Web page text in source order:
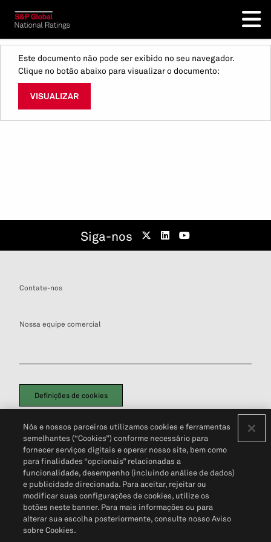
Este documento não pode ser exibido no seu navegador.
Clique no botão abaixo para visualizar o documento:
VISUALIZAR
Siga-nos
Contate-nos
Nossa equipe comercial
Definições de cookies
Política de PrivacidadePortal de privacidade do cliente (em inglês)
Não Venda Minhas Informações Pessoais© 2026 S&P Global
Nós e nossos parceiros utilizamos cookies e ferramentas
semelhantes (“Cookies”) conforme necessário para
fornecer serviços digitais e operar nosso site, bem como
para finalidades “opcionais” relacionadas a
funcionalidade, desempenho (incluindo análise de dados)
e publicidade direcionada. Para aceitar, rejeitar ou
modificar suas configurações de cookies, utilize os
botões neste banner. Para mais informações ou para
alterar sua escolha posteriormente, consulte nosso Aviso
sobre Cookies.